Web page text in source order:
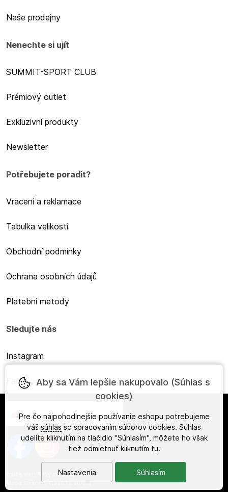
Naše prodejny
Nenechte si ujít
SUMMIT-SPORT CLUB
Prémiový outlet
Exkluzivní produkty
Newsletter
Potřebujete poradit?
Vracení a reklamace
Tabulka velikostí
Obchodní podmínky
Ochrana osobních údajů
Platební metody
Sledujte nás
Instagram
Facebook
Slovensky
ineShop
Mapa stránok,Klasická verzia
Aby sa Vám lepšie nakupovalo (Súhlas s
cookies)
Pre čo najpohodlnejšie používanie eshopu potrebujeme
váš súhlas so spracovaním súborov cookies. Súhlas
udelíte kliknutím na tlačidlo "Súhlasím", môžete ho však
tiež odmietnuť kliknutím tu.
Nastavenia Súhlasím